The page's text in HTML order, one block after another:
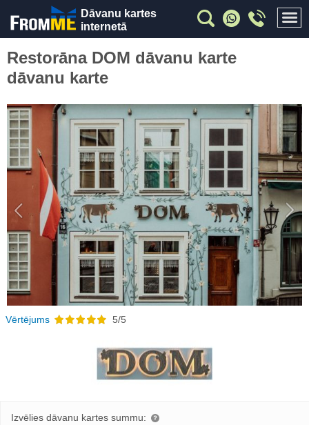
Dāvanu kartes
internetā
Restorāna DOM dāvanu karte
dāvanu karte
Previous
Vērtējums 5/5
Izvēlies dāvanu kartes summu: